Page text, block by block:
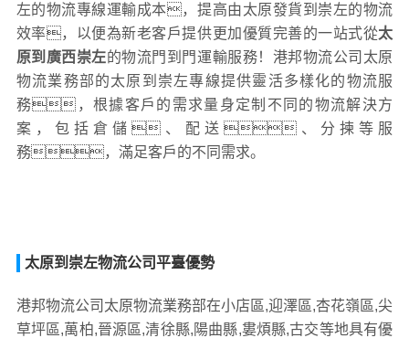
左的物流專線運輸成本，提高由太原發貨到崇左的物流
效率，以便為新老客戶提供更加優質完善的一站式從太
原到廣西崇左的物流門到門運輸服務！港邦物流公司太原
物流業務部的太原到崇左專線提供靈活多樣化的物流服
務，根據客戶的需求量身定制不同的物流解決方
案，包括倉儲、配送、分揀等服
務，滿足客戶的不同需求。
太原到崇左物流公司平臺優勢
港邦物流公司太原物流業務部在小店區,迎澤區,杏花嶺區,尖
草坪區,萬柏,晉源區,清徐縣,陽曲縣,婁煩縣,古交等地具有優